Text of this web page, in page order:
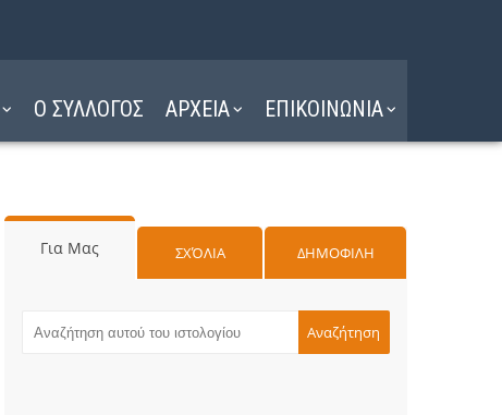
Ο ΣΥΛΛΟΓΟΣ ΑΡΧΕΙΑ ΕΠΙΚΟΙΝΩΝΙΑ
Για Μας ΣΧΌΛΙΑ ΔΗΜΟΦΙΛΗ